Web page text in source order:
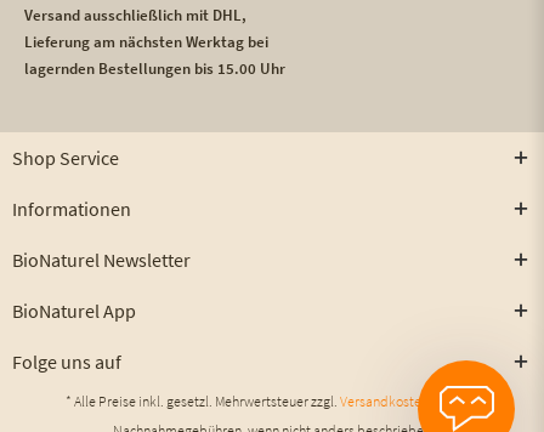
Versand ausschließlich mit DHL,
Lieferung am nächsten Werktag bei
lagernden Bestellungen bis 15.00 Uhr
Shop Service
Informationen
BioNaturel Newsletter
BioNaturel App
Folge uns auf
* Alle Preise inkl. gesetzl. Mehrwertsteuer zzgl. Versandkosten
und ggf.